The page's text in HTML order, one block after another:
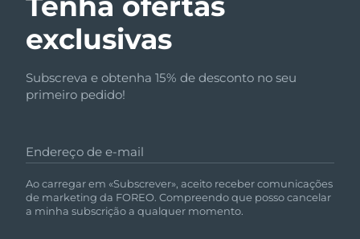
exclusivas
Subscreva e obtenha 15% de desconto no seu
primeiro pedido!
Endereço de e-mail
Ao carregar em «Subscrever», aceito receber comunicações
de marketing da FOREO. Compreendo que posso cancelar
a minha subscrição a qualquer momento.